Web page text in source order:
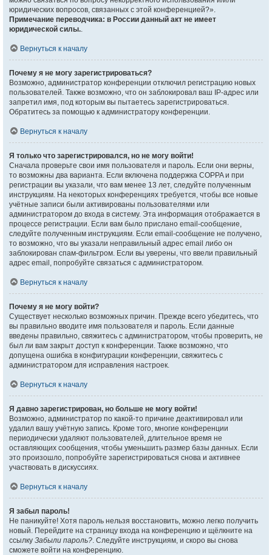
юридических вопросов, связанных с этой конференцией?».
Примечание переводчика: в России данный акт не имеет
юридической силы..
Вернуться к началу
Почему я не могу зарегистрироваться?
Возможно, администратор конференции отключил регистрацию новых
пользователей. Также возможно, что он заблокировал ваш IP-адрес или
запретил имя, под которым вы пытаетесь зарегистрироваться.
Обратитесь за помощью к администратору конференции.
Вернуться к началу
Я только что зарегистрировался, но не могу войти!
Сначала проверьте свои имя пользователя и пароль. Если они верны,
то возможны два варианта. Если включена поддержка COPPA и при
регистрации вы указали, что вам менее 13 лет, следуйте полученным
инструкциям. На некоторых конференциях требуется, чтобы все новые
учётные записи были активированы пользователями или
администратором до входа в систему. Эта информация отображается в
процессе регистрации. Если вам было прислано email-сообщение,
следуйте полученным инструкциям. Если email-сообщение не получено,
то возможно, что вы указали неправильный адрес email либо он
заблокирован спам-фильтром. Если вы уверены, что ввели правильный
адрес email, попробуйте связаться с администратором.
Вернуться к началу
Почему я не могу войти?
Существует несколько возможных причин. Прежде всего убедитесь, что
вы правильно вводите имя пользователя и пароль. Если данные
введены правильно, свяжитесь с администратором, чтобы проверить, не
был ли вам закрыт доступ к конференции. Также возможно, что
допущена ошибка в конфигурации конференции, свяжитесь с
администратором для исправления настроек.
Вернуться к началу
Я давно зарегистрирован, но больше не могу войти!
Возможно, администратор по какой-то причине деактивировал или
удалил вашу учётную запись. Кроме того, многие конференции
периодически удаляют пользователей, длительное время не
оставляющих сообщения, чтобы уменьшить размер базы данных. Если
это произошло, попробуйте зарегистрироваться снова и активнее
участвовать в дискуссиях.
Вернуться к началу
Я забыл пароль!
Не паникуйте! Хотя пароль нельзя восстановить, можно легко получить
новый. Перейдите на страницу входа на конференцию и щёлкните на
ссылку Забыли пароль?. Следуйте инструкциям, и скоро вы снова
сможете войти на конференцию.